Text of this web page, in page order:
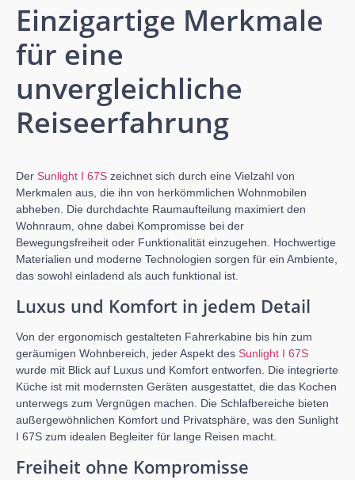
Einzigartige Merkmale
für eine
unvergleichliche
Reiseerfahrung
Der Sunlight I 67S zeichnet sich durch eine Vielzahl von
Merkmalen aus, die ihn von herkömmlichen Wohnmobilen
abheben. Die durchdachte Raumaufteilung maximiert den
Wohnraum, ohne dabei Kompromisse bei der
Bewegungsfreiheit oder Funktionalität einzugehen. Hochwertige
Materialien und moderne Technologien sorgen für ein Ambiente,
das sowohl einladend als auch funktional ist.
Luxus und Komfort in jedem Detail
Von der ergonomisch gestalteten Fahrerkabine bis hin zum
geräumigen Wohnbereich, jeder Aspekt des Sunlight I 67S
wurde mit Blick auf Luxus und Komfort entworfen. Die integrierte
Küche ist mit modernsten Geräten ausgestattet, die das Kochen
unterwegs zum Vergnügen machen. Die Schlafbereiche bieten
außergewöhnlichen Komfort und Privatsphäre, was den Sunlight
I 67S zum idealen Begleiter für lange Reisen macht.
Freiheit ohne Kompromisse